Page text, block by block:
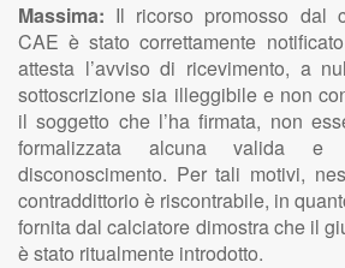
Massima: Il ricorso promosso dal
CAE è stato correttamente
attesta l’avviso di ricevimento, a
sottoscrizione sia illeggibile e non
il soggetto che l’ha firmata, non
formalizzata alcuna valida
disconoscimento. Per tali motivi,
contraddittorio è riscontrabile, in
fornita dal calciatore dimostra che il
è stato ritualmente introdotto.